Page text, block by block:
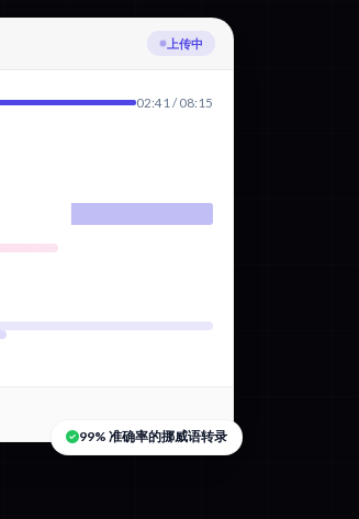
正在检测挪威语
02:41 / 08:15
99% 准确率的挪威语转录